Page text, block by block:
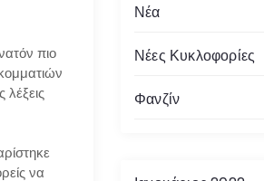
πιο
να
Νέα
Νέες Κυκλοφορίες
Φανζίν